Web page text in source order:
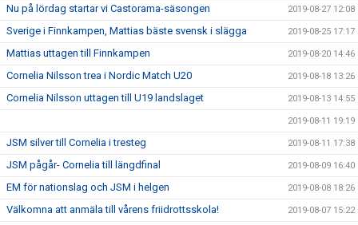
Nu på lördag startar vi Castorama-säsongen 2019-08-27 12:08
Sverige i Finnkampen, Mattias bäste svensk i slägga 2019-08-25 17:17
Mattias uttagen till Finnkampen 2019-08-20 14:46
Cornelia Nilsson trea i Nordic Match U20 2019-08-18 13:26
Cornelia Nilsson uttagen till U19 landslaget 2019-08-13 14:55
2019-08-11 19:19
JSM silver till Cornelia i tresteg 2019-08-11 17:38
JSM pågår- Cornelia till längdfinal 2019-08-09 16:40
EM för nationslag och JSM i helgen 2019-08-08 18:26
Välkomna att anmäla till vårens friidrottsskola! 2019-08-07 15:22